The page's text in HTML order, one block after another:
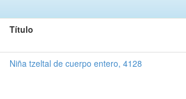
Título
Niña tzeltal de cuerpo entero, 4128